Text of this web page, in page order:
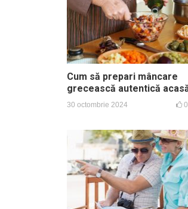
Cum să prepari mâncare
grecească autentică
30 octombrie 2024 0